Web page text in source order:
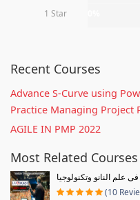
1 Star
Recent Courses
Advance S-Curve using
Practice Managing Project
AGILE IN PMP 2022
Most Related Courses
(10